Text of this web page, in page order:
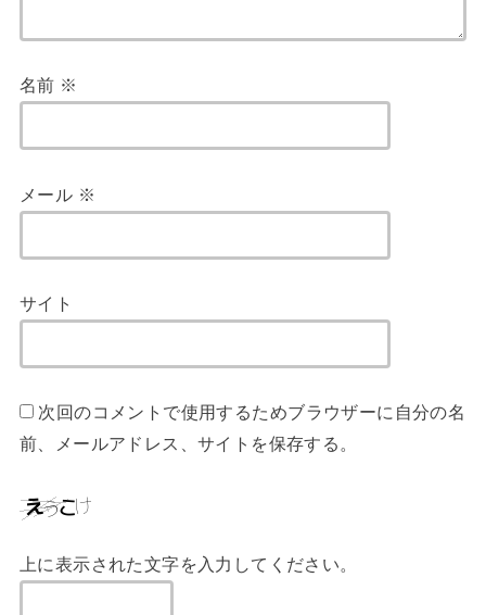
名前 ※
メール ※
サイト
次回のコメントで使用するためブラウザーに自分の名
前、メールアドレス、サイトを保存する。
上に表示された文字を入力してください。